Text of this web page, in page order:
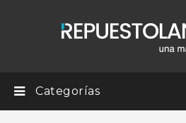
Categorías